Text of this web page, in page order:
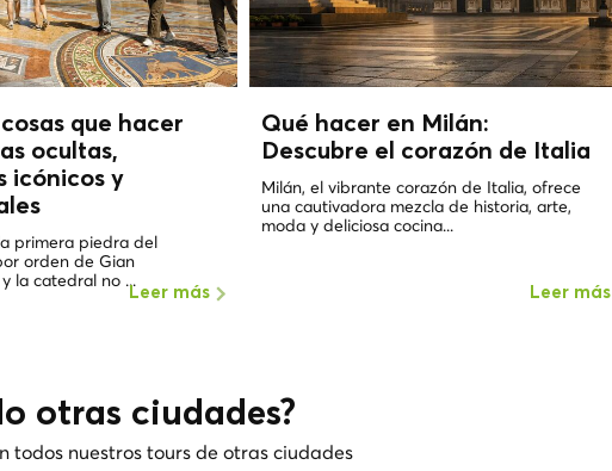
que hacer
ocultas,
icónicos y
primera piedra del
orden de Gian
la catedral no ...
Leer más
Qué hacer en Milán:
Descubre el corazón de Italia
Milán, el vibrante corazón de Italia, ofrece
una cautivadora mezcla de historia, arte,
moda y deliciosa cocina...
Leer más
otras ciudades?
todos nuestros tours de otras ciudades